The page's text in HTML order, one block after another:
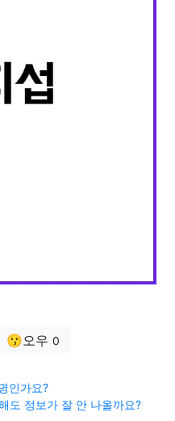
😗오우 0
인가요?
도 정보가 잘 안 나올까요?